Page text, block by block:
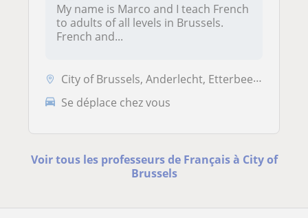
My name is Marco and I teach French
to adults of all levels in Brussels.
French and...
City of Brussels, Anderlecht, Etterbeek, Ixelles, Sint-Gillis, Sint-Ja...
Se déplace chez vous
Voir tous les professeurs de Français à City of
Brussels